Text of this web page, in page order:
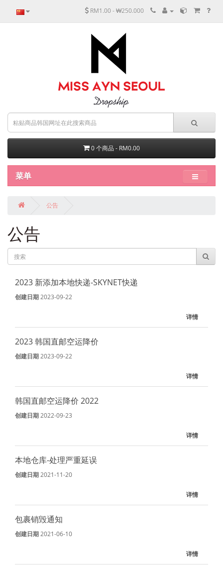
RM1.00 - ₩250.000
0 个商品 - RM0.00
菜单
公告
公告
2023 新添加本地快递-SKYNET快递
创建日期2023-09-22
详情
2023 韩国直邮空运降价
创建日期2023-09-22
详情
韩国直邮空运降价 2022
创建日期2022-09-23
详情
本地仓库-处理严重延误
创建日期2021-11-20
详情
包裹销毁通知
创建日期2021-06-10
详情